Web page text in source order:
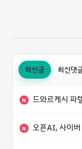
최신글 최신댓
N 드와르케시 파
N 오픈AI, 사이버 공